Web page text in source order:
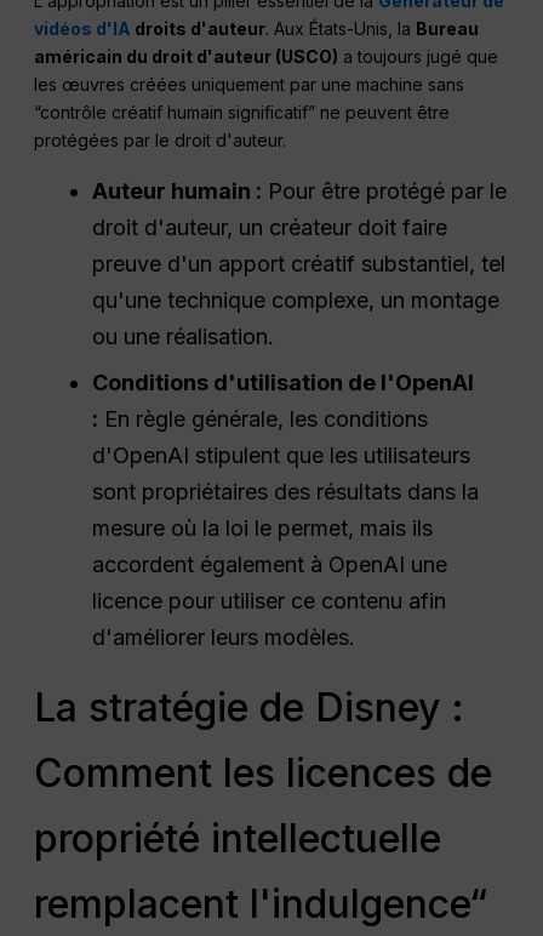
vidéos d'IA droits d'auteur. Aux États-Unis, la Bureau
américain du droit d'auteur (USCO) a toujours jugé que
les œuvres créées uniquement par une machine sans
“contrôle créatif humain significatif” ne peuvent être
protégées par le droit d'auteur.
Auteur humain : Pour être protégé par le
droit d'auteur, un créateur doit faire
preuve d'un apport créatif substantiel, tel
qu'une technique complexe, un montage
ou une réalisation.
Conditions d'utilisation de l'OpenAI
: En règle générale, les conditions
d'OpenAI stipulent que les utilisateurs
sont propriétaires des résultats dans la
mesure où la loi le permet, mais ils
accordent également à OpenAI une
licence pour utiliser ce contenu afin
d'améliorer leurs modèles.
La stratégie de Disney :
Comment les licences de
propriété intellectuelle
remplacent l'indulgence“